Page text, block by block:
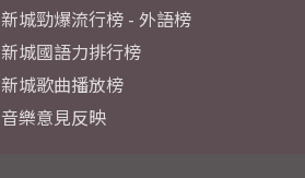
新城勁爆流行榜 - 外語榜
新城國語力排行榜
新城歌曲播放榜
音樂意見反映